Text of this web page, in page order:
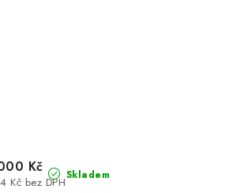
Skladem
Kč bez DPH
Kč